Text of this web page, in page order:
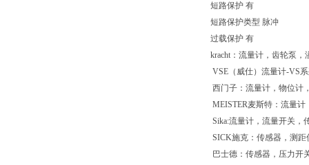
短路保护 有
短路保护类型 脉冲
过载保护 有
kracht：流量计，齿轮泵，
VSE（威仕）流量计-VS
西门子：流量计，物位计
MEISTER麦斯特：流量计
Sika:流量计，流量开关，
SICK施克：传感器，测距
巴士德：传感器，压力开